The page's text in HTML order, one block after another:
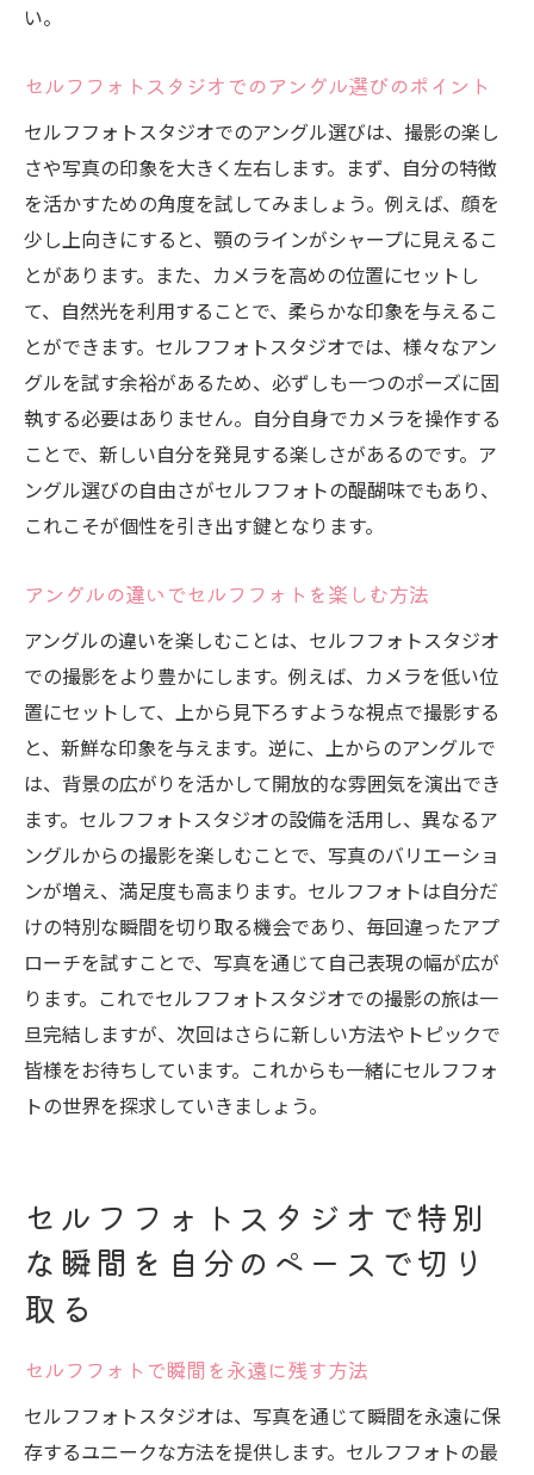
い。
セルフフォトスタジオでのアングル選びのポイント
セルフフォトスタジオでのアングル選びは、撮影の楽し
さや写真の印象を大きく左右します。まず、自分の特徴
を活かすための角度を試してみましょう。例えば、顔を
少し上向きにすると、顎のラインがシャープに見えるこ
とがあります。また、カメラを高めの位置にセットし
て、自然光を利用することで、柔らかな印象を与えるこ
とができます。セルフフォトスタジオでは、様々なアン
グルを試す余裕があるため、必ずしも一つのポーズに固
執する必要はありません。自分自身でカメラを操作する
ことで、新しい自分を発見する楽しさがあるのです。ア
ングル選びの自由さがセルフフォトの醍醐味でもあり、
これこそが個性を引き出す鍵となります。
アングルの違いでセルフフォトを楽しむ方法
アングルの違いを楽しむことは、セルフフォトスタジオ
での撮影をより豊かにします。例えば、カメラを低い位
置にセットして、上から見下ろすような視点で撮影する
と、新鮮な印象を与えます。逆に、上からのアングルで
は、背景の広がりを活かして開放的な雰囲気を演出でき
ます。セルフフォトスタジオの設備を活用し、異なるア
ングルからの撮影を楽しむことで、写真のバリエーショ
ンが増え、満足度も高まります。セルフフォトは自分だ
けの特別な瞬間を切り取る機会であり、毎回違ったアプ
ローチを試すことで、写真を通じて自己表現の幅が広が
ります。これでセルフフォトスタジオでの撮影の旅は一
旦完結しますが、次回はさらに新しい方法やトピックで
皆様をお待ちしています。これからも一緒にセルフフォ
トの世界を探求していきましょう。
セルフフォトスタジオで特別
な瞬間を自分のペースで切り
取る
セルフフォトで瞬間を永遠に残す方法
セルフフォトスタジオは、写真を通じて瞬間を永遠に保
存するユニークな方法を提供します。セルフフォトの最